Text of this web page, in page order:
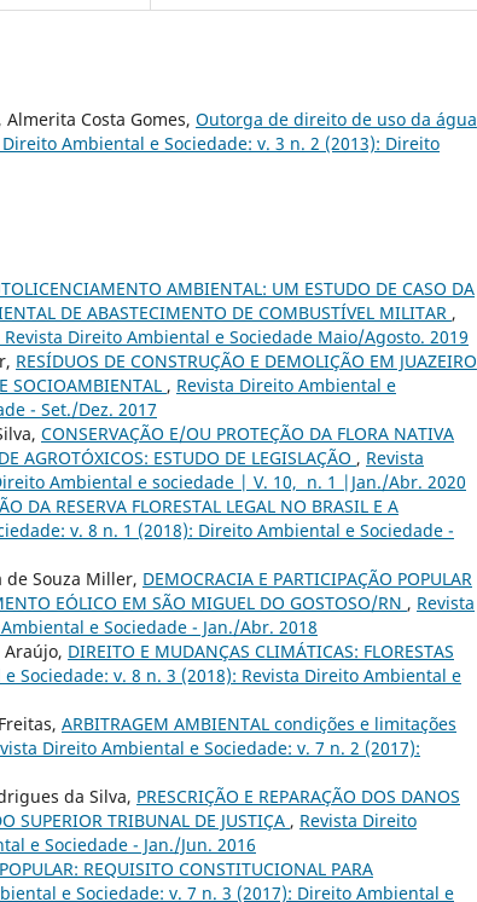
Costa Gomes, Outorga de direito de uso da água
Direito Ambiental e Sociedade: v. 3 n. 2 (2013): Direito
AMBIENTAL: UM ESTUDO DE CASO DA
DE ABASTECIMENTO DE COMBUSTÍVEL MILITAR ,
Direito Ambiental e Sociedade Maio/Agosto. 2019
RESÍDUOS DE CONSTRUÇÃO E DEMOLIÇÃO EM JUAZEIRO
SOCIOAMBIENTAL , Revista Direito Ambiental e
- Set./Dez. 2017
CONSERVAÇÃO E/OU PROTEÇÃO DA FLORA NATIVA
AGROTÓXICOS: ESTUDO DE LEGISLAÇÃO , Revista
Ambiental e sociedade | V. 10, n. 1 |Jan./Abr. 2020
DA RESERVA FLORESTAL LEGAL NO BRASIL E A
v. 8 n. 1 (2018): Direito Ambiental e Sociedade -
de Souza Miller, DEMOCRACIA E PARTICIPAÇÃO POPULAR
EÓLICO EM SÃO MIGUEL DO GOSTOSO/RN , Revista
e Sociedade - Jan./Abr. 2018
Araújo, DIREITO E MUDANÇAS CLIMÁTICAS: FLORESTAS
Sociedade: v. 8 n. 3 (2018): Revista Direito Ambiental e
ARBITRAGEM AMBIENTAL condições e limitações
Direito Ambiental e Sociedade: v. 7 n. 2 (2017):
da Silva, PRESCRIÇÃO E REPARAÇÃO DOS DANOS
SUPERIOR TRIBUNAL DE JUSTIÇA , Revista Direito
e Sociedade - Jan./Jun. 2016
REQUISITO CONSTITUCIONAL PARA
e Sociedade: v. 7 n. 3 (2017): Direito Ambiental e